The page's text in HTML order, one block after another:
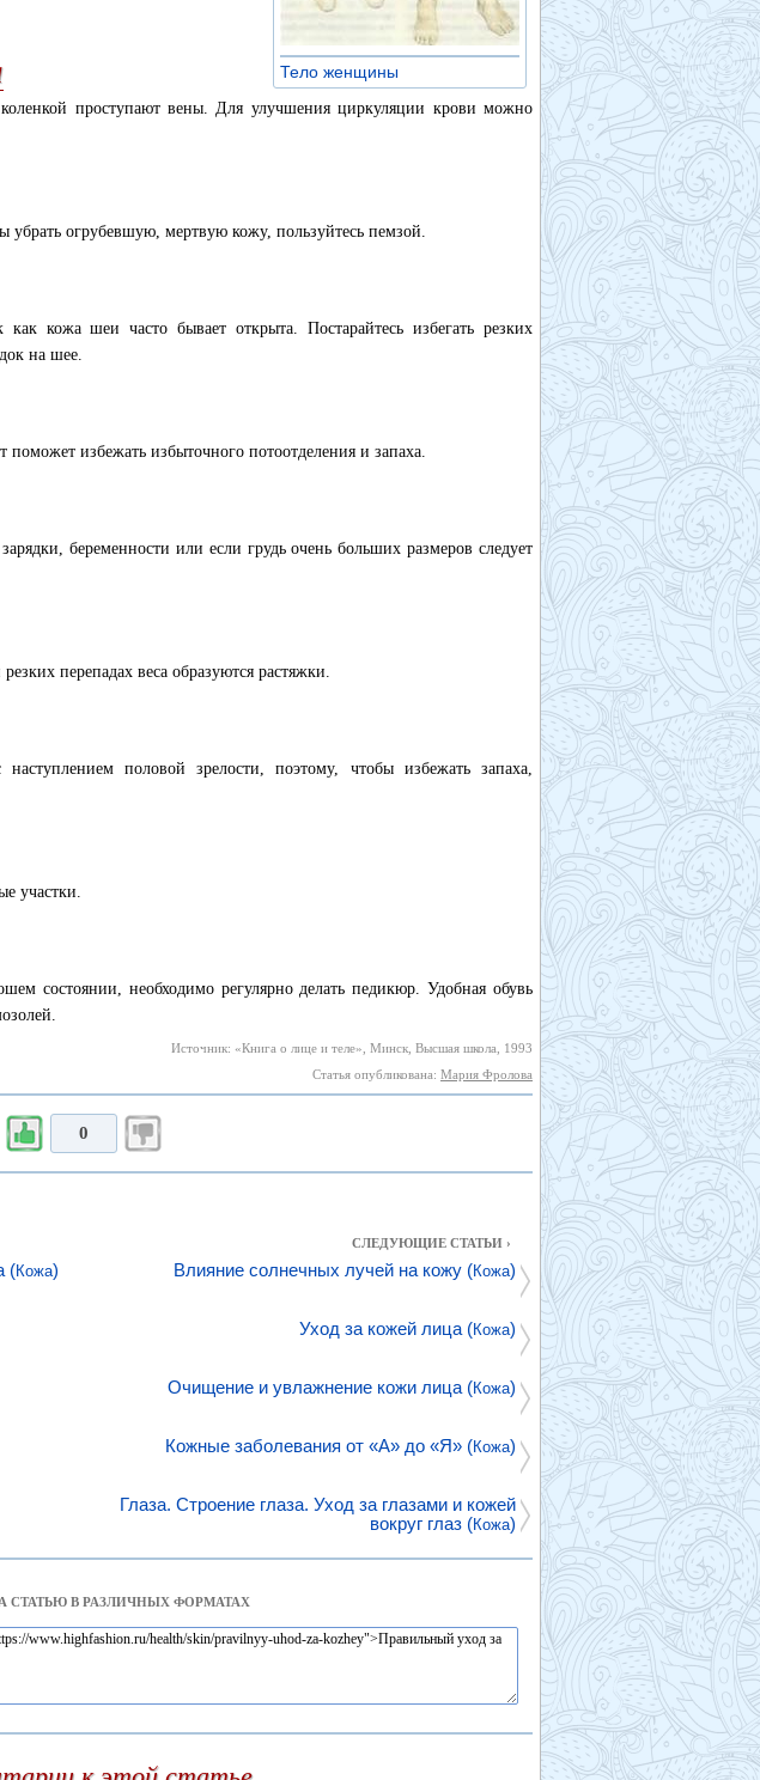
Тело женщины
проступают вены. Для улучшения циркуляции крови можно
огрубевшую, мертвую кожу, пользуйтесь пемзой.
кожа шеи часто бывает открыта. Постарайтесь избегать резких
на шее.
избежать избыточного потоотделения и запаха.
беременности или если грудь очень больших размеров следует
перепадах веса образуются растяжки.
половой зрелости, поэтому, чтобы избежать запаха,
участки.
состоянии, необходимо регулярно делать педикюр. Удобная обувь
Источник: «Книга о лице и теле», Минск, Высшая школа, 1993
Статья опубликована: Мария Фролова
0
(Кожа)
СЛЕДУЮЩИЕ СТАТЬИ ›
Влияние солнечных лучей на кожу (Кожа)
Уход за кожей лица (Кожа)
Очищение и увлажнение кожи лица (Кожа)
Кожные заболевания от «А» до «Я» (Кожа)
Глаза. Строение глаза. Уход за глазами и кожей
вокруг глаз (Кожа)
СТАТЬЮ В РАЗЛИЧНЫХ ФОРМАТАХ